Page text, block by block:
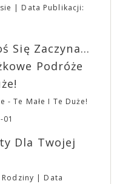
mu w pełni podzielić
wizją świata, a przede
kwietnia.
Życzymy Wam
na nadchodzącą
Data Publikacji:
Się Zaczyna...
Podróże
- Te Małe I Te Duże!
Dla Twojej
Data